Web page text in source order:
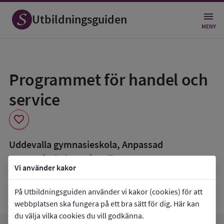
Vi använder kakor
På Utbildningsguiden använder vi kakor (cookies) för att
webbplatsen ska fungera på ett bra sätt för dig. Här kan
du välja vilka cookies du vill godkänna.
Utbildningsguiden MENY
Programmet för handel och
service
favorite
som
favorit
Uddevalla gymnasieskola, Anpassad
gymnasieskola Nationella program
co_present Programmet finns också som
Lärlingsutbildning